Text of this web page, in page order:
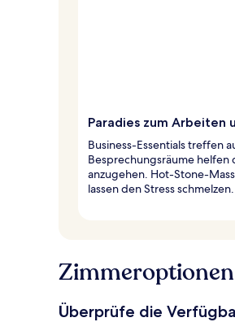
Paradies zum Arbeiten
Business-Essentials treffen
Besprechungsräume helfen
anzugehen. Hot-Stone-
lassen den Stress schmelzen.
Zimmeroptionen
Überprüfe die